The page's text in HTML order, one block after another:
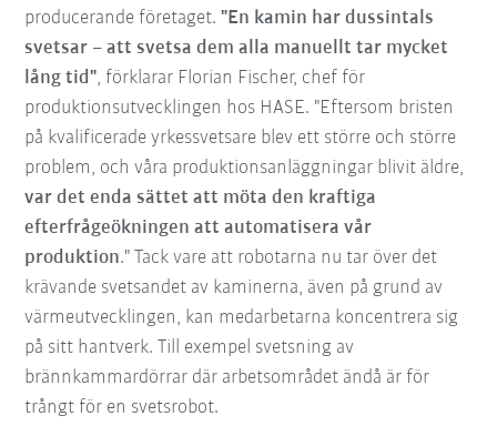
producerande företaget."En kamin har dussintals
svetsar – att svetsa dem alla manuellt tar mycket
lång tid", förklarar Florian Fischer, chef för
produktionsutvecklingen hos HASE. "Eftersom bristen
på kvalificerade yrkessvetsare blev ett större och större
problem, och våra produktionsanläggningar blivit äldre,
var det enda sättet att möta den kraftiga
efterfrågeökningen att automatisera vår
produktion." Tack vare att robotarna nu tar över det
krävande svetsandet av kaminerna, även på grund av
värmeutvecklingen, kan medarbetarna koncentrera sig
på sitt hantverk. Till exempel svetsning av
brännkammardörrar där arbetsområdet ändå är för
trångt för en svetsrobot.